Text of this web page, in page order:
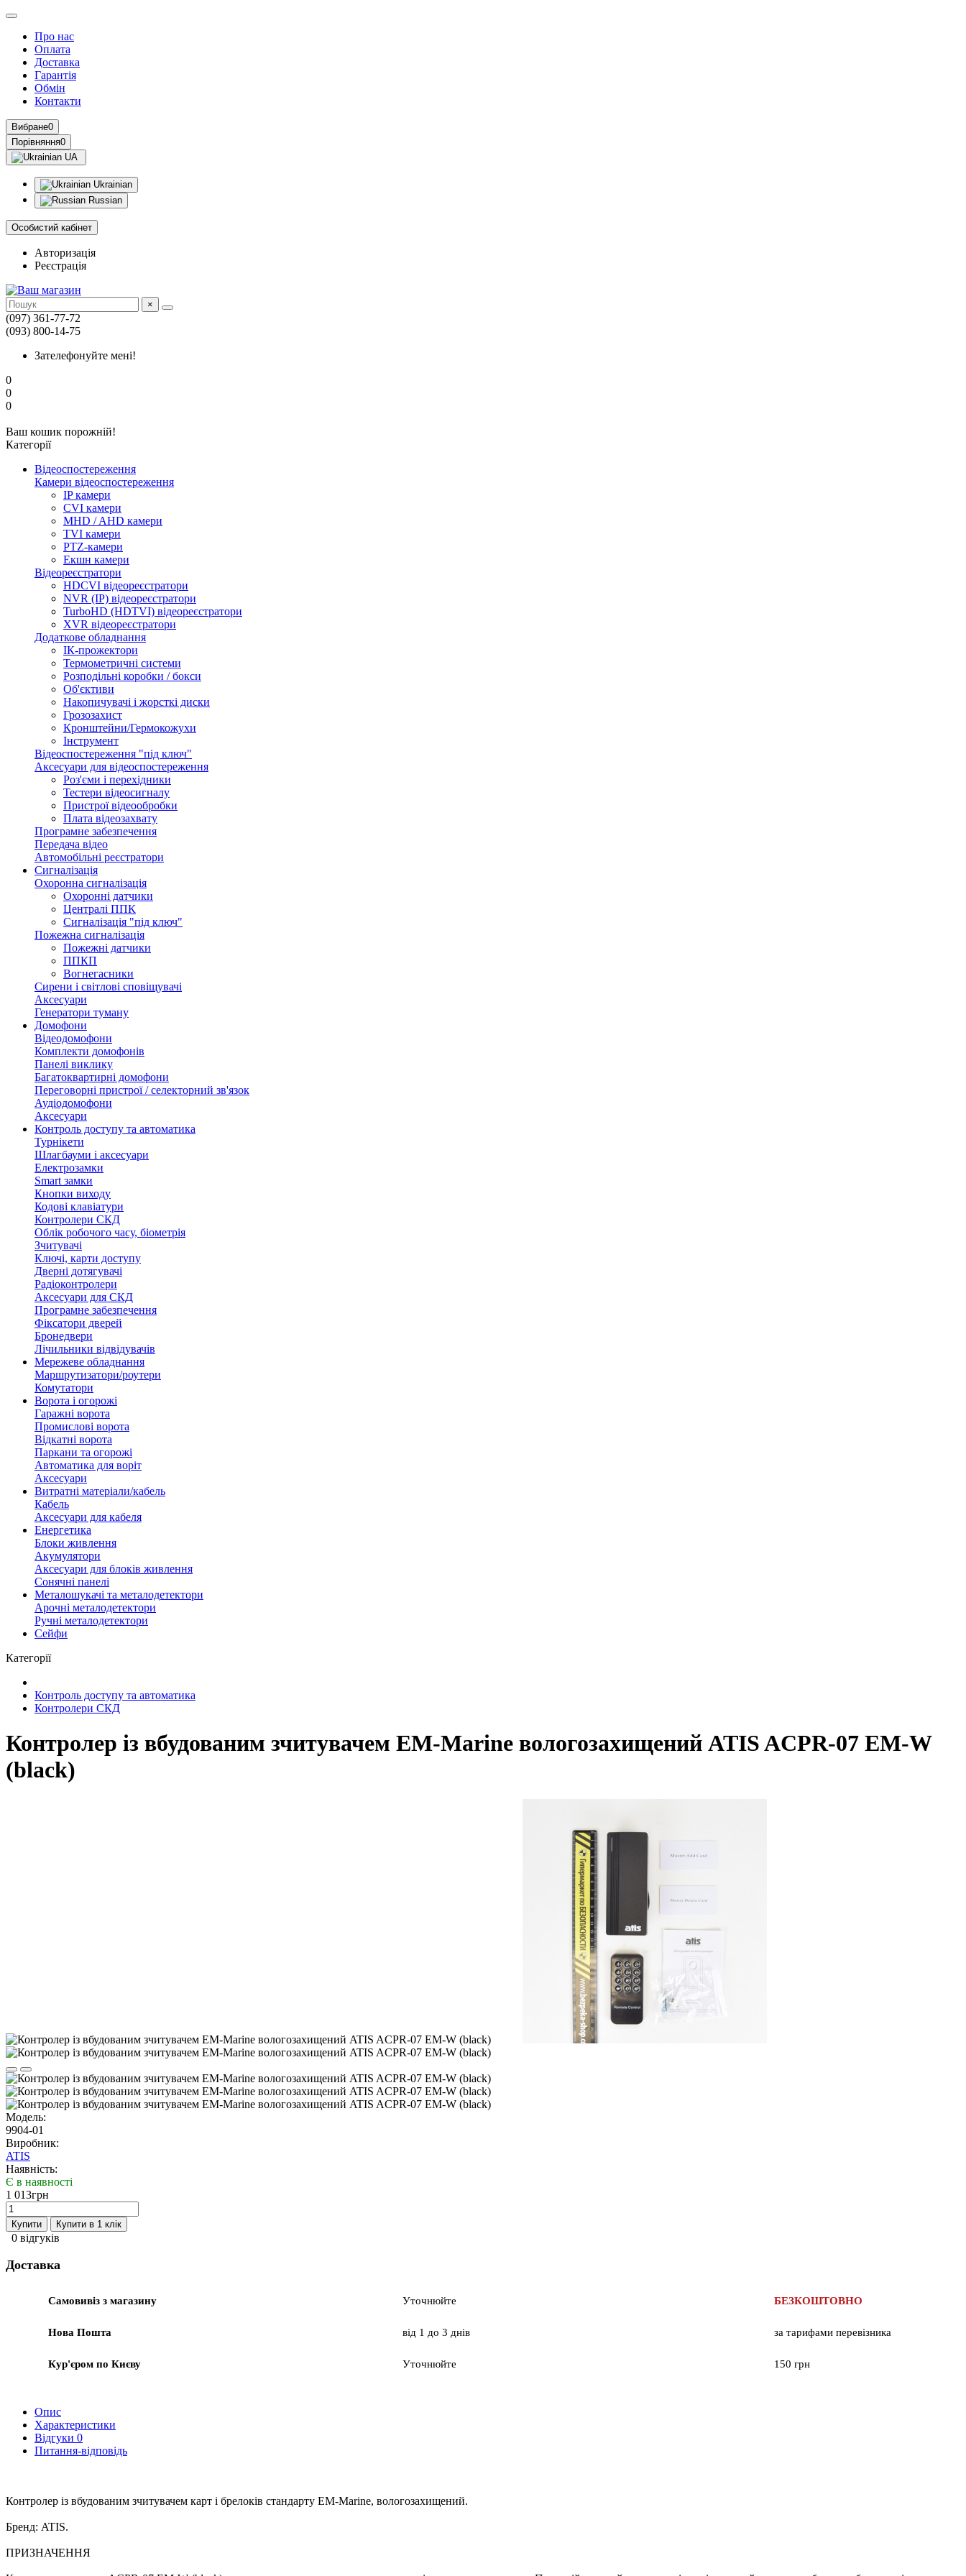
Про нас
Оплата
Доставка
Гарантія
Обмін
Контакти
Вибране0
Порівняння0
UA
Ukrainian
Russian
Особистий кабінет
Авторизація
Реєстрація
×
(097) 361-77-72
(093) 800-14-75
Зателефонуйте мені!
0
0
0
Ваш кошик порожній!
Категорії
Відеоспостереження
Камери відеоспостереження
IP камери
CVI камери
MHD / AHD камери
TVI камери
PTZ-камери
Екшн камери
Відеореєстратори
HDCVI відеореєстратори
NVR (IP) відеореєстратори
TurboHD (HDTVI) відеореєстратори
XVR відеореєстратори
Додаткове обладнання
ІК-прожектори
Термометричні системи
Розподільні коробки / бокси
Об'єктиви
Накопичувачі і жорсткі диски
Грозозахист
Кронштейни/Гермокожухи
Інструмент
Відеоспостереження "під ключ"
Аксесуари для відеоспостереження
Роз'єми і перехідники
Тестери відеосигналу
Пристрої відеообробки
Плата відеозахвату
Програмне забезпечення
Передача відео
Автомобільні реєстратори
Сигналізація
Охоронна сигналізація
Охоронні датчики
Централі ППК
Сигналізація "під ключ"
Пожежна сигналізація
Пожежні датчики
ППКП
Вогнегасники
Сирени і світлові сповіщувачі
Аксесуари
Генератори туману
Домофони
Відеодомофони
Комплекти домофонів
Панелі виклику
Багатоквартирні домофони
Переговорні пристрої / селекторний зв'язок
Аудіодомофони
Аксесуари
Контроль доступу та автоматика
Турнікети
Шлагбауми і аксесуари
Електрозамки
Smart замки
Кнопки виходу
Кодові клавіатури
Контролери СКД
Облік робочого часу, біометрія
Зчитувачі
Ключі, карти доступу
Дверні дотягувачі
Радіоконтролери
Аксесуари для СКД
Програмне забезпечення
Фіксатори дверей
Бронедвери
Лічильники відвідувачів
Мережеве обладнання
Маршрутизатори/роутери
Комутатори
Ворота і огорожі
Гаражні ворота
Промислові ворота
Відкатні ворота
Паркани та огорожі
Автоматика для воріт
Аксесуари
Витратні матеріали/кабель
Кабель
Аксесуари для кабеля
Енергетика
Блоки живлення
Акумулятори
Аксесуари для блоків живлення
Сонячні панелі
Металошукачі та металодетектори
Арочні металодетектори
Ручні металодетектори
Сейфи
Категорії
Контроль доступу та автоматика
Контролери СКД
Контролер із вбудованим зчитувачем EM-Marine вологозахищений ATIS ACPR-07 EM-W
(black)
Модель:
9904-01
Виробник:
ATIS
Наявність:
Є в наявності
1 013грн
Купити Купити в 1 клік
0 відгуків
Доставка
Самовивіз з магазину Уточнюйте БЕЗКОШТОВНО
Нова Пошта від 1 до 3 днів за тарифами перевізника
Кур'єром по Києву Уточнюйте 150 грн
Опис
Характеристики
Відгуки 0
Питання-відповідь
Контролер із вбудованим зчитувачем карт і брелоків стандарту EM-Marine, вологозахищений.
Бренд: ATIS.
ПРИЗНАЧЕННЯ